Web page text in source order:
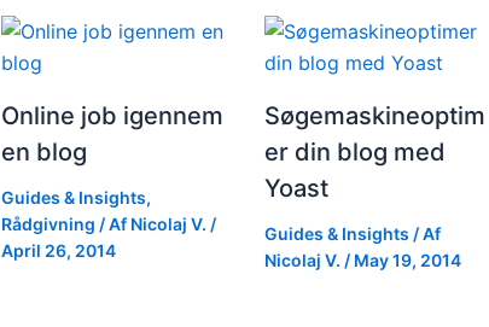
Online job igennem
en blog
Guides & Insights,
Rådgivning / Af Nicolaj V. /
April 26, 2014
Søgemaskineoptim
er din blog med
Yoast
Guides & Insights / Af
Nicolaj V. / May 19, 2014